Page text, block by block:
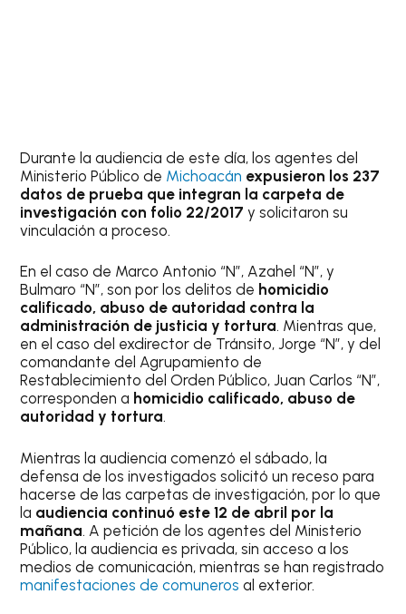
Durante la audiencia de este día, los agentes del
Ministerio Público de Michoacán expusieron los 237
datos de prueba que integran la carpeta de
investigación con folio 22/2017 y solicitaron su
vinculación a proceso.
En el caso de Marco Antonio “N”, Azahel “N”, y
Bulmaro “N”, son por los delitos de homicidio
calificado, abuso de autoridad contra la
administración de justicia y tortura. Mientras que,
en el caso del exdirector de Tránsito, Jorge “N”, y del
comandante del Agrupamiento de
Restablecimiento del Orden Público, Juan Carlos “N”,
corresponden a homicidio calificado, abuso de
autoridad y tortura.
Mientras la audiencia comenzó el sábado, la
defensa de los investigados solicitó un receso para
hacerse de las carpetas de investigación, por lo que
la audiencia continuó este 12 de abril por la
mañana. A petición de los agentes del Ministerio
Público, la audiencia es privada, sin acceso a los
medios de comunicación, mientras se han registrado
manifestaciones de comuneros al exterior.